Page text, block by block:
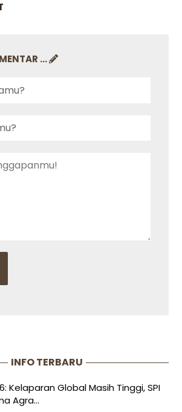
...
INFO TERBARU
Kelaparan Global Masih Tinggi, SPI
Agra...